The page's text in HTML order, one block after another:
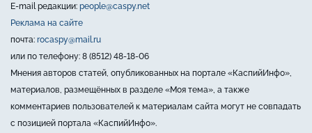
E-mail редакции: people@caspy.net
Реклама на сайте
почта: rocaspy@mail.ru
или по телефону: 8 (8512) 48-18-06
Мнения авторов статей, опубликованных на портале «КаспийИнфо»,
материалов, размещённых в разделе «Моя тема», а также
комментариев пользователей к материалам сайта могут не совпадать
с позицией портала «КаспийИнфо».